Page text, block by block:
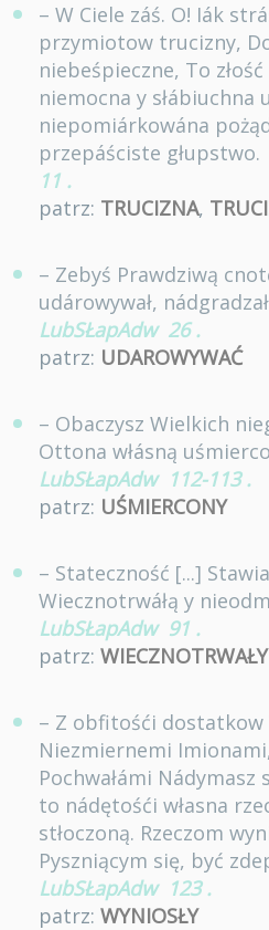
– W Ciele záś. O! Iák
przymiotow trucizny,
niebeśpieczne, To
niemocna y słábiuchna
niepomiárkowána
przepáściste głupstwo.
11 .
patrz: TRUCIZNA,
– Zebyś Prawdziwą
udárowywał,
LubSŁapAdw 26 .
patrz: UDAROWYWAĆ
– Obaczysz Wielkich
Ottona włásną
LubSŁapAdw 112-113 .
patrz: UŚMIERCONY
– Stateczność [...]
Wiecznotrwáłą y
LubSŁapAdw 91 .
patrz: WIECZNOTRWAŁY
– Z obfitośći dostatkow
Niezmiernemi
Pochwałámi Nádymasz
to nádętośći własna
stłoczoną. Rzeczom
Pyszniącym się, być
LubSŁapAdw 123 .
patrz: WYNIOSŁY